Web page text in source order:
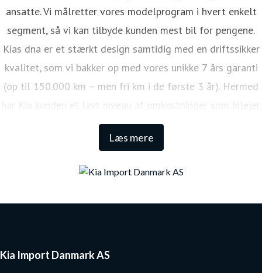
Læs mere
ansatte. Vi målretter vores modelprogram i hvert enkelt
segment, så vi kan tilbyde kunden mest bil for pengene.
Kias dna er et stærkt design samtidig med en driftssikker
kvalitet, som vi bakker op med vores unikke 7 års garanti
(op til 150.000 km – men fri km i de første 3 år). Hermed
har Kia kunden et lavt niveau af omkostninger som bilejer.
Den lange garanti sikrer samtidig én af de højeste
restværdier i markedet.
Kia Import Danmark AS